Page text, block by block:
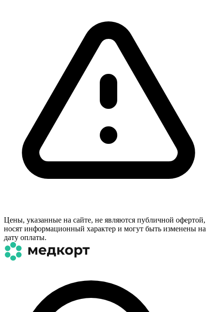
Цены, указанные на сайте, не являются публичной офертой,
носят информационный характер и могут быть изменены на
дату оплаты.